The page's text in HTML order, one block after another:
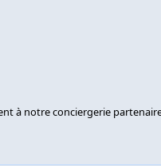
à notre conciergerie